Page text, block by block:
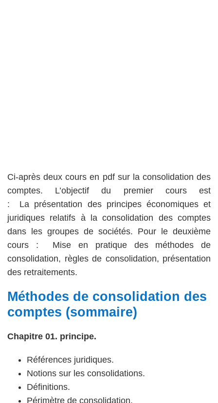
Ci-après deux cours en pdf sur la consolidation des
comptes. L’objectif du premier cours est
: La présentation des principes économiques et
juridiques relatifs à la consolidation des comptes
dans les groupes de sociétés. Pour le deuxième
cours : Mise en pratique des méthodes de
consolidation, règles de consolidation, présentation
des retraitements.
Méthodes de consolidation des
comptes (sommaire)
Chapitre 01. principe.
Références juridiques.
Notions sur les consolidations.
Définitions.
Périmètre de consolidation.